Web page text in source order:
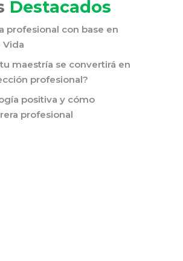
Destacados
profesional con base en
Vida
maestría se convertirá en
profesional?
positiva y cómo
profesional